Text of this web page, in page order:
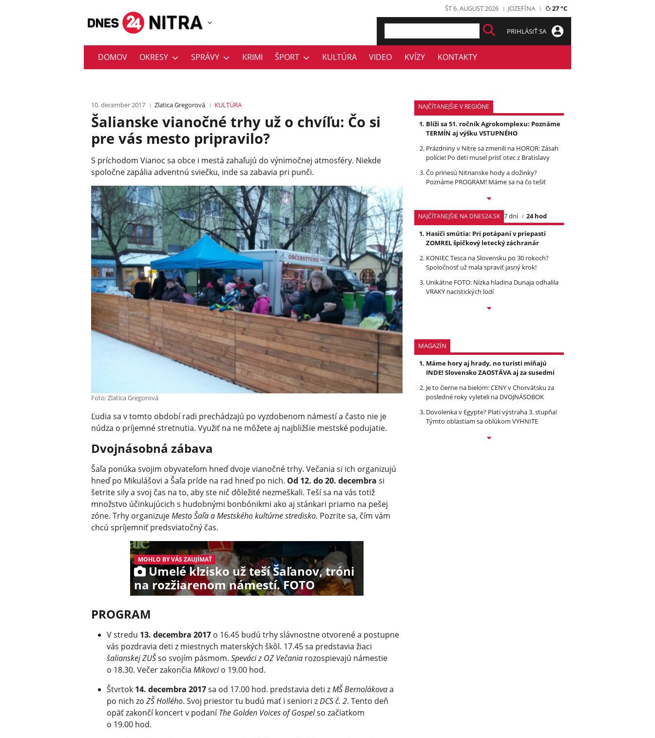
ŠT 6. AUGUST 2026 JOZEFÍNA 27 °C
PRIHLÁSIŤ SA
DOMOV OKRESY SPRÁVY KRIMI ŠPORT KULTÚRA VIDEO KVÍZY KONTAKTY
10. december 2017 Zlatica Gregorová KULTÚRA
Šalianske vianočné trhy už o chvíľu: Čo si
pre vás mesto pripravilo?
S príchodom Vianoc sa obce i mestá zahaľujú do výnimočnej atmosféry. Niekde
spoločne zapália adventnú sviečku, inde sa zabavia pri punči.
Foto: Zlatica Gregorová
Ľudia sa v tomto období radi prechádzajú po vyzdobenom námestí a často nie je
núdza o príjemné stretnutia. Využiť na ne môžete aj najbližšie mestské podujatie.
Dvojnásobná zábava
Šaľa ponúka svojim obyvateľom hneď dvoje vianočné trhy. Večania si ich organizujú
hneď po Mikulášovi a Šaľa príde na rad hneď po nich. Od 12. do 20. decembra si
šetrite sily a svoj čas na to, aby ste nič dôležité nezmeškali. Teší sa na vás totiž
množstvo účinkujúcich s hudobnými bonbónikmi ako aj stánkari priamo na pešej
zóne. Trhy organizujeMesto Šaľa a Mestského kultúrne stredisko. Pozrite sa, čím vám
chcú spríjemniť predsviatočný čas.
MOHLO BY VÁS ZAUJÍMAŤ
Umelé klzisko už teší Šaľanov, tróni
na rozžiarenom námestí. FOTO
PROGRAM
V stredu 13. decembra 2017 o 16.45 budú trhy slávnostne otvorené a postupne
vás pozdravia deti z miestnych materských škôl. 17.45 sa predstavia žiaci
šalianskej ZUŠso svojím pásmom. Speváci z OZ Večania rozospievajú námestie
o 18.30. Večer zakončia Mikovcio 19.00 hod.
Štvrtok 14. decembra 2017sa od 17.00 hod. predstavia deti zMŠ Bernolákovaa
po nich zo ZŠ Hollého. Svoj priestor tu budú mať i seniori zDCS č. 2. Tento deň
opäť zakončí koncert v podaníThe Golden Voices of Gospelso začiatkom
o 19.00 hod.
NAJČÍTANEJŠIE V REGIÓNE
Blíži sa 51. ročník Agrokomplexu: Poznáme
TERMÍN aj výšku VSTUPNÉHO
Prázdniny v Nitre sa zmenili na HOROR: Zásah
polície! Po deti musel prísť otec z Bratislavy
Čo prinesú Nitrianske hody a dožinky?
Poznáme PROGRAM! Máme sa na čo tešiť
NAJČÍTANEJŠIE NA DNES24.SK 7 dní
24 hod
Hasiči smútia: Pri potápaní v priepasti
ZOMREL špičkový letecký záchranár
KONIEC Tesca na Slovensku po 30 rokoch?
Spoločnosť už mala spraviť jasný krok!
Unikátne FOTO: Nízka hladina Dunaja odhalila
VRAKY nacistických lodí
MAGAZÍN
Máme hory aj hrady, no turisti míňajú
INDE! Slovensko ZAOSTÁVA aj za susedmi
Je to čierne na bielom: CENY v Chorvátsku za
posledné roky vyleteli na DVOJNÁSOBOK
Dovolenka v Egypte? Platí výstraha 3. stupňa!
Týmto oblastiam sa oblúkom VYHNITE